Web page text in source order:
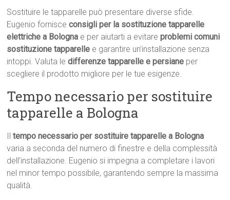
Sostituire le tapparelle può presentare diverse sfide.
Eugenio fornisceconsigli per la sostituzione tapparelle
elettriche a Bologna e per aiutarti a evitareproblemi comuni
sostituzione tapparelle e garantire un’installazione senza
intoppi. Valuta ledifferenze tapparelle e persiane per
scegliere il prodotto migliore per le tue esigenze.
Tempo necessario per sostituire
tapparelle a Bologna
Iltempo necessario per sostituire tapparelle a Bologna
varia a seconda del numero di finestre e della complessità
dell’installazione. Eugenio si impegna a completare i lavori
nel minor tempo possibile, garantendo sempre la massima
qualità.